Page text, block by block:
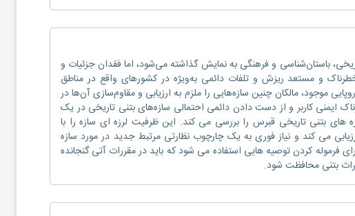
باستان‌شناسی و فرهنگی به نمایش گذاشته می‌شود، اما فقدان جزئیات و
و مستعد ریزش و تلفات دائمی به‌ویژه در کشورهای واقع در مناطق
موجود، مالکان چنین سازه‌هایی را ملزم به ارزیابی و مقاوم‌سازی آن‌ها در
ایمنی کاربر و از دست دادن دائمی احتمالی سازه‌های بتنی تاریخی در یک
های بتنی تاریخی قبرس را بررسی می کند. این ظرفیت لرزه ای سازه را با
می کند و نیاز فوری به یک چارچوب نظارتی مرتبط جدید در مورد سازه
فرموله کردن توصیه هایی استفاده می شود که باید در مقررات آتی گنجانده
بتنی محافظت شود.